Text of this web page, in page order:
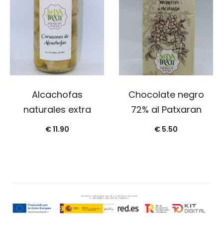
Alcachofas
naturales extra
€11.90
Chocolate negro
72% al Patxaran
€ 5.50